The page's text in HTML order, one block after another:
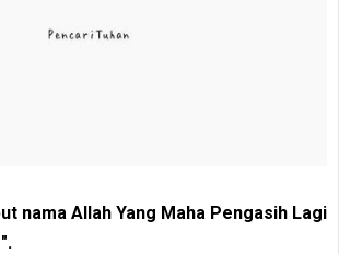
nama Allah Yang Maha Pengasih Lagi